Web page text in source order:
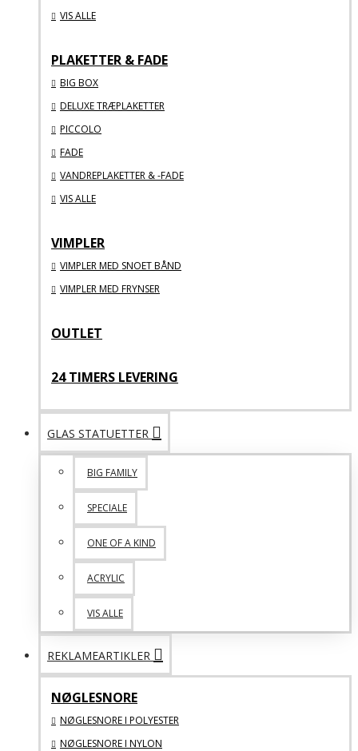
VIS ALLE
PLAKETTER & FADE
BIG BOX
DELUXE TRÆPLAKETTER
PICCOLO
FADE
VANDREPLAKETTER & -FADE
VIS ALLE
VIMPLER
VIMPLER MED SNOET BÅND
VIMPLER MED FRYNSER
OUTLET
24 TIMERS LEVERING
GLAS STATUETTER
BIG FAMILY
SPECIALE
ONE OF A KIND
ACRYLIC
VIS ALLE
REKLAMEARTIKLER
NØGLESNORE
NØGLESNORE I POLYESTER
NØGLESNORE I NYLON